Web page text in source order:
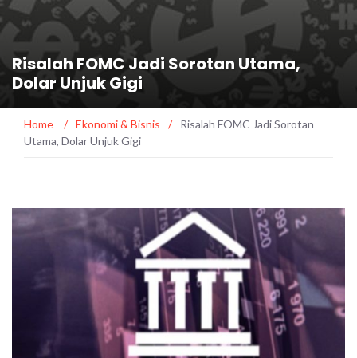
Risalah FOMC Jadi Sorotan Utama,
Dolar Unjuk Gigi
Home / Ekonomi & Bisnis /
Risalah FOMC Jadi Sorotan
Utama, Dolar Unjuk Gigi